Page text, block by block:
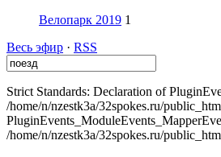
Велопарк 2019 1
Весь эфир · RSS
Strict Standards: Declaration of
/home/n/nzestk3a/32spokes.ru/
/home/n/nzestk3a/32spokes.ru/